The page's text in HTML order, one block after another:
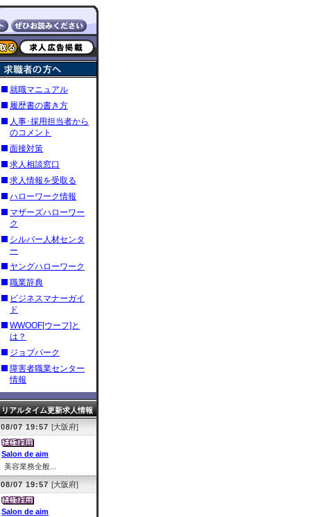
就職マニュアル
履歴書の書き方
人事･採用担当者から
のコメント
面接対策
求人相談窓口
求人情報を受取る
ハローワーク情報
マザーズハローワー
ク
シルバー人材センタ
ー
ヤングハローワーク
職業辞典
ビジネスマナーガイ
ド
WWOOF[ウーフ]と
は？
ジョブパーク
障害者職業センター
情報
リアルタイム更新求人情報
08/07 19:57 [大阪府]
Salon de aim
美容業務全般...
08/07 19:57 [大阪府]
Salon de aim